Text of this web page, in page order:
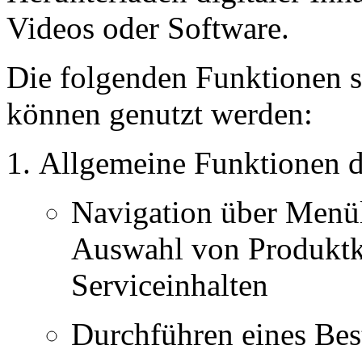
Videos oder Software.
Die folgenden Funktionen
können genutzt werden:
Allgemeine Funktionen
Navigation über
Auswahl von
Serviceinhalten
Durchführen eines